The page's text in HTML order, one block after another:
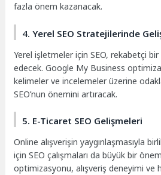
fazla önem kazanacak.
4. Yerel SEO Stratejilerinde
Yerel işletmeler için SEO, rekabetçi
edecek. Google My Business
kelimeler ve incelemeler üzerine
SEO’nun önemini artıracak.
5. E-Ticaret SEO Gelişmeleri
Online alışverişin yaygınlaşmasıyla
için SEO çalışmaları da büyük bir
optimizasyonu, alışveriş deneyimi ve